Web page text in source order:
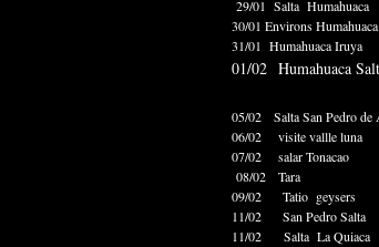
29/01 Salta
30/01 Environs
31/01
01/02
05/02 Salta San
06/02 visite
07/02 salar
08/02
09/02 Tatio
11/02 San
11/02 Salta